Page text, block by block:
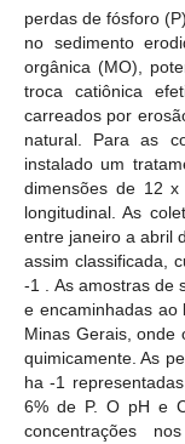
perdas de fósforo
no sedimento
orgânica (MO),
troca catiônica
carreados por
natural. Para as
instalado um
dimensões de 12
longitudinal. As
entre janeiro a abril
assim classificada,
-1 . As amostras de
e encaminhadas ao
Minas Gerais, onde
quimicamente. As
ha -1
6% de P. O pH e
concentrações